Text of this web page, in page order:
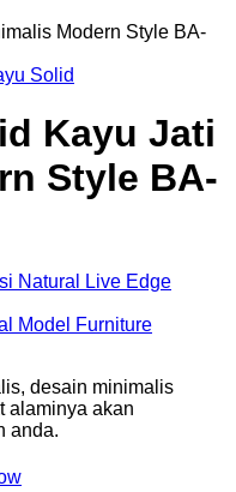
Solid
Kayu Jati
Style BA-
desain minimalis
alaminya akan
anda.